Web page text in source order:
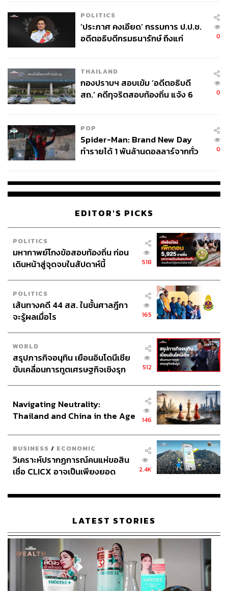
POLITICS
‘ประภาศ คงเอียด’ กรรมการ ป.ป.ช.
อดีตอธิบดีกรมธนารักษ์ ถึงแก่
0
THAILAND
กองปราบฯ สอบเข้ม ‘อดีตอธิบดี
สถ.’ คดีทุจริตสอบท้องถิ่น แจ้ง 6
0
POP
Spider-Man: Brand New Day
ทำรายได้ 1 พันล้านดอลลาร์จากทั่ว
0
EDITOR'S PICKS
POLITICS
มหากาพย์โกงข้อสอบท้องถิ่น ก่อน
เดินหน้าสู่จุดจบในสัปดาห์นี้
518
POLITICS
เส้นทางคดี 44 สส. ในชั้นศาลฎีกา
จะรู้ผลเมื่อไร
165
WORLD
สรุปภารกิจอนุทิน เยือนอินโดนีเซีย
ขับเคลื่อนการทูตเศรษฐกิจเชิงรุก
512
Navigating Neutrality:
Thailand and China in the Age
146
BUSINESS / ECONOMIC
วิเคราะห์ปรากฏการณ์คนแห่ขอสิน
เชื่อ CLICX อาจเป็นเพียงยอด
เรือนไทยที่ถูกซุกไว้
2.4K
LATEST STORIES